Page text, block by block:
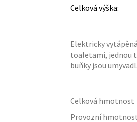
Celková výška:
Elektricky
toaletami, jednou
buňky jsou
Celková hmotnost
Provozní hmotnost